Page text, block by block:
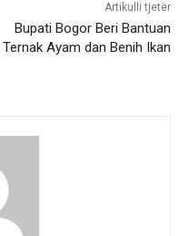
Artikulli tjetër
Bupati Bogor Beri Bantuan
Ternak Ayam dan Benih Ikan